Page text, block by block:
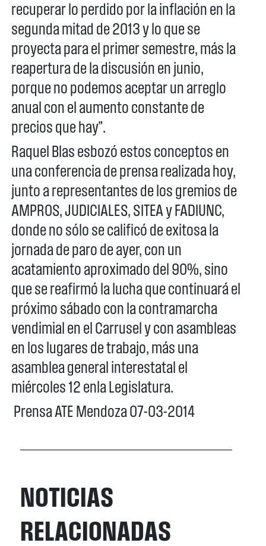
recuperar lo perdido por la inflación en la
segunda mitad de 2013 y lo que se
proyecta para el primer semestre, más la
reapertura de la discusión en junio,
porque no podemos aceptar un arreglo
anual con el aumento constante de
precios que hay”.
Raquel Blas esbozó estos conceptos en
una conferencia de prensa realizada hoy,
junto a representantes de los gremios de
AMPROS, JUDICIALES, SITEA y FADIUNC,
donde no sólo se calificó de exitosa la
jornada de paro de ayer, con un
acatamiento aproximado del 90%, sino
que se reafirmó la lucha que continuará el
próximo sábado con la contramarcha
vendimial en el Carrusel y con asambleas
en los lugares de trabajo, más una
asamblea general interestatal el
miércoles 12 enla Legislatura.
Prensa ATE Mendoza 07-03-2014
NOTICIAS
RELACIONADAS